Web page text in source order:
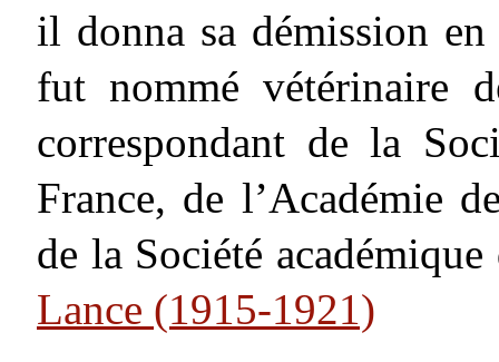
il donna sa démission
fut nommé vétérinaire
correspondant de la
France, de l’Académie
de la Société
Lance (1915-1921)